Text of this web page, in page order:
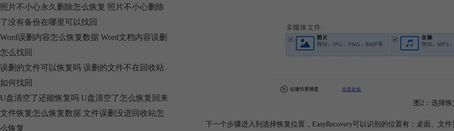
照片不小心永久删除怎么恢复 照片不小心删除
了没有备份在哪里可以找回
Word误删内容怎么恢复数据 Word文档内容误删
怎么找回
误删的文件可以恢复吗 误删的文件不在回收站
如何找回
U盘清空了还能恢复吗 U盘清空了怎么恢复回来
文件恢复怎么恢复数据 文件误删没进回收站怎
么恢复
图2：选择
下一个步骤进入到选择恢复位置，EasyRecovery可以识别的位置有：桌面、文